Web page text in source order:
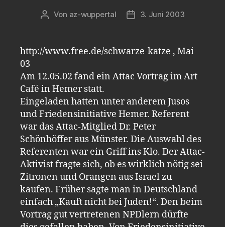
Beitragsautor
Von az-wuppertal Veröffentlichungsdatum
3. Juni 2003
http://www.free.de/schwarze-katze , Mai
03
Am 12.05.02 fand ein Attac Vortrag im Art
Café in Hemer statt.
Eingeladen hatten unter anderem Jusos
und Friedensinitiative Hemer. Referent
war das Attac-Mitglied Dr. Peter
Schönhöffer aus Münster. Die Auswahl des
Referenten war ein Griff ins Klo. Der Attac-
Aktivist fragte sich, ob es wirklich nötig sei
Zitronen und Orangen aus Israel zu
kaufen. Früher sagte man in Deutschland
einfach „Kauft nicht bei Juden!“. Den beim
Vortrag gut vertretenen NPDlern dürfte